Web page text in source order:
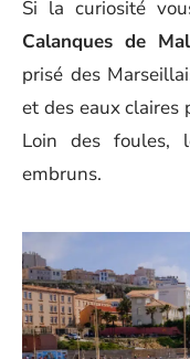
Si la curiosité
Calanques de
prisé des
et des eaux claires
Loin des foules,
embruns.